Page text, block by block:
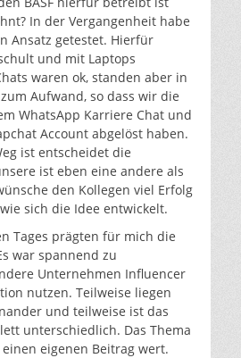
In der Vergangenheit habe
Ansatz getestet. Hierfür
und mit Laptops
waren ok, standen aber in
Aufwand, so dass wir die
WhatsApp Karriere Chat und
Account abgelöst haben.
ist entscheidet die
ist eben eine andere als
den Kollegen viel Erfolg
sich die Idee entwickelt.
Tages prägten für mich die
war spannend zu
Unternehmen Influencer
nutzen. Teilweise liegen
und teilweise ist das
unterschiedlich. Das Thema
eigenen Beitrag wert.